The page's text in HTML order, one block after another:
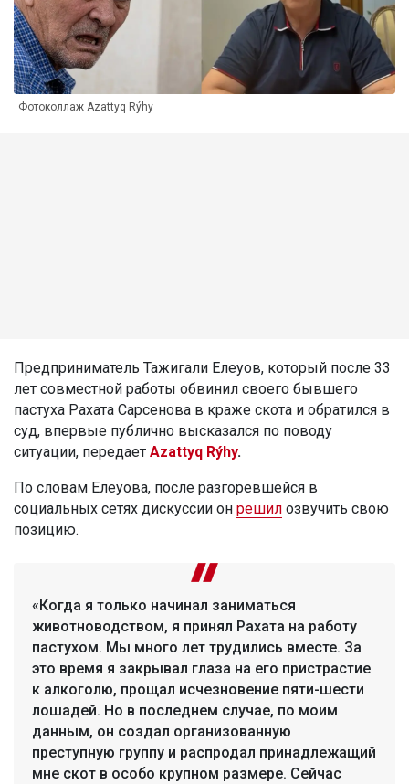
Фотоколлаж Azattyq Rýhy
Предприниматель Тажигали Елеуов, который после 33
лет совместной работы обвинил своего бывшего
пастуха Рахата Сарсенова в краже скота и обратился в
суд, впервые публично высказался по поводу
ситуации, передает Azattyq Rýhy.
По словам Елеуова, после разгоревшейся в
социальных сетях дискуссии он решил озвучить свою
позицию.
«Когда я только начинал заниматься
животноводством, я принял Рахата на работу
пастухом. Мы много лет трудились вместе. За
это время я закрывал глаза на его пристрастие
к алкоголю, прощал исчезновение пяти-шести
лошадей. Но в последнем случае, по моим
данным, он создал организованную
преступную группу и распродал принадлежащий
мне скот в особо крупном размере. Сейчас